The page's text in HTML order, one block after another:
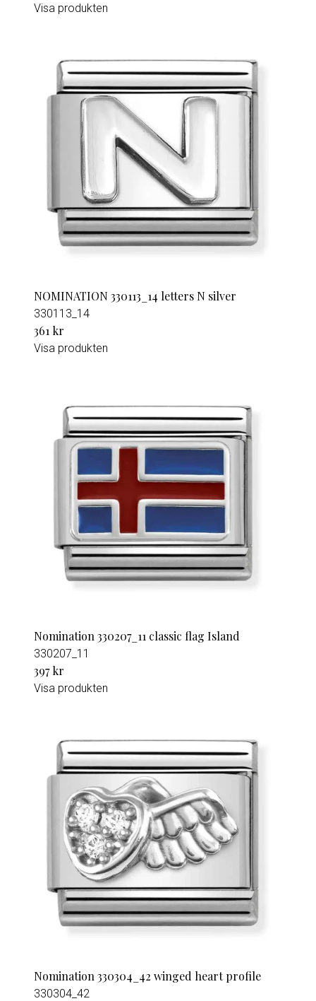
Visa produkten
NOMINATION 330113_14 letters N silver
330113_14
361 kr
Visa produkten
Nomination 330207_11 classic flag Island
330207_11
397 kr
Visa produkten
Nomination 330304_42 winged heart profile
330304_42